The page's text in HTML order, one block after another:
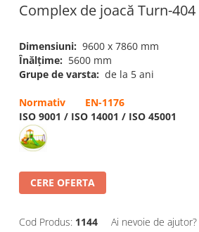
Complex de joacă Turn-404
Dimensiuni: 9600 x 7860 mm
Înălțime: 5600 mm
Grupe de varsta: de la 5 ani
Normativ EN-1176
ISO 9001 / ISO 14001 / ISO 45001
CERE OFERTA
Cod Produs: 1144 Ai nevoie de ajutor?